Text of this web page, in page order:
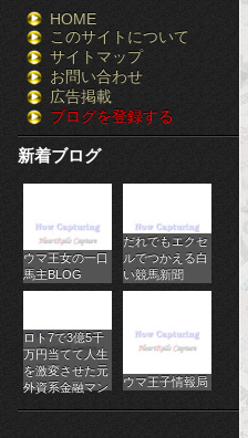
HOME
このサイトについて
サイトマップ
お問い合わせ
広告掲載
ブログを登録する
新着ブログ
ウマ王女の一口
馬主BLOG
だれでもエクセ
ルでつかえる白
い競馬新聞
ロト7で3億5千
万円当てて人生
を激変させた元
外資系金融マン
ウマ王子情報局